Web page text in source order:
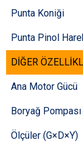
Punta Koniği
Punta Pinol
DİĞER
Ana Motor Gücü
Boryağ
Ölçüler (G×D×Y)